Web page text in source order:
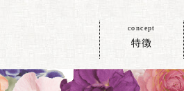
concept
特徴